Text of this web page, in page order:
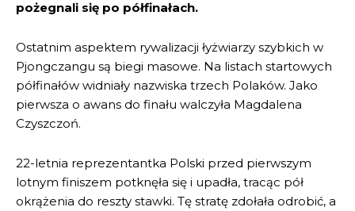
pożegnali się po półfinałach.
Ostatnim aspektem rywalizacji łyżwiarzy szybkich w
Pjongczangu są biegi masowe. Na listach startowych
półfinałów widniały nazwiska trzech Polaków. Jako
pierwsza o awans do finału walczyła Magdalena
Czyszczoń.
22-letnia reprezentantka Polski przed pierwszym
lotnym finiszem potknęła się i upadła, tracąc pół
okrążenia do reszty stawki. Tę stratę zdołała odrobić, a